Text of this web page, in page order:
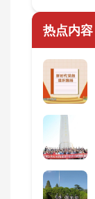
热点内容